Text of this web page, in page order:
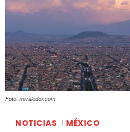
Foto: mivaledor.com
NOTICIAS MÉXICO